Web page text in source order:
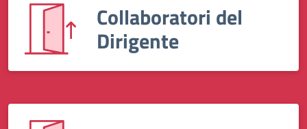
Collaboratori del
Dirigente